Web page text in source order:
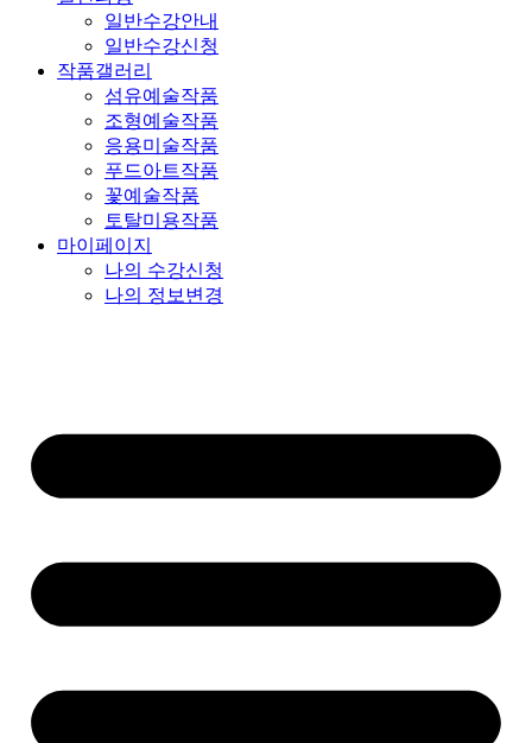
일반수강안내
일반수강신청
작품갤러리
섬유예술작품
조형예술작품
응용미술작품
푸드아트작품
꽃예술작품
토탈미용작품
마이페이지
나의 수강신청
나의 정보변경